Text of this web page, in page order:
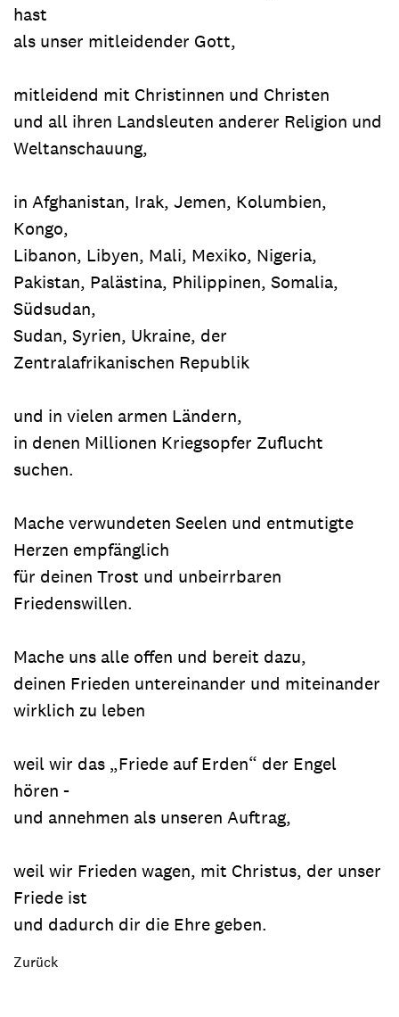
hast
als unser mitleidender Gott,
mitleidend mit Christinnen und Christen
und all ihren Landsleuten anderer Religion und
Weltanschauung,
in Afghanistan, Irak, Jemen, Kolumbien,
Kongo,
Libanon, Libyen, Mali, Mexiko, Nigeria,
Pakistan, Palästina, Philippinen, Somalia,
Südsudan,
Sudan, Syrien, Ukraine, der
Zentralafrikanischen Republik
und in vielen armen Ländern,
in denen Millionen Kriegsopfer Zuflucht
suchen.
Mache verwundeten Seelen und entmutigte
Herzen empfänglich
für deinen Trost und unbeirrbaren
Friedenswillen.
Mache uns alle offen und bereit dazu,
deinen Frieden untereinander und miteinander
wirklich zu leben
weil wir das „Friede auf Erden“ der Engel
hören -
und annehmen als unseren Auftrag,
weil wir Frieden wagen, mit Christus, der unser
Friede ist
und dadurch dir die Ehre geben.
Zurück